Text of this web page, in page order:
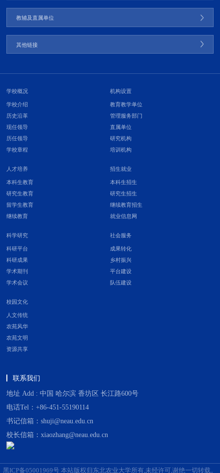
教辅及直属单位
其他链接
学校概况
学校介绍
历史沿革
现任领导
历任领导
学校章程
机构设置
教育教学单位
管理服务部门
直属单位
研究机构
培训机构
人才培养
本科生教育
研究生教育
留学生教育
继续教育
招生就业
本科生招生
研究生招生
继续教育招生
就业信息网
科学研究
科研平台
科研成果
学术期刊
学术会议
社会服务
成果转化
乡村振兴
平台建设
队伍建设
校园文化
人文传统
农苑风华
农苑文明
资源共享
联系我们
地址 Add : 中国 哈尔滨 香坊区 长江路600号
电话Tel：+86-451-55190114
书记信箱：shuji@neau.edu.cn
校长信箱：xiaozhang@neau.edu.cn
黑ICP备05001969号 本站版权归东北农业大学所有,未经许可,谢绝一切转载。